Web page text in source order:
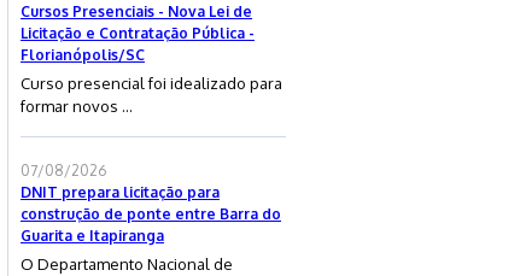
Cursos Presenciais - Nova Lei de
Licitação e Contratação Pública -
Florianópolis/SC
Curso presencial foi idealizado para
formar novos ...
07/08/2026
DNIT prepara licitação para
construção de ponte entre Barra do
Guarita e Itapiranga
O Departamento Nacional de